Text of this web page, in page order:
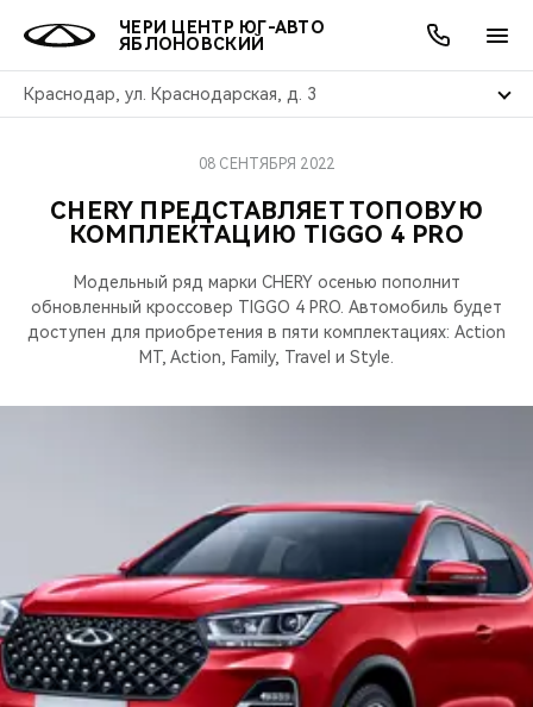
ЧЕРИ ЦЕНТР ЮГ-АВТО
ЯБЛОНОВСКИЙ
Краснодар, ул. Краснодарская, д. 3
МОДЕЛИ
ВСЕ МОДЕЛИ
КРОССОВЕРЫ
ПОКУПАТЕЛЯМ
ВЫБОР И ПОКУПКА
КРЕДИТ И СТРАХОВАНИЕ
ВЛАДЕЛЬЦАМ
СЕРВИС
ЗАПЧАСТИ И АКСЕССУАРЫ
МИР CHERY
АКСЕССУАРЫ
О БРЕНДЕ
CHERY В СОЦСЕТЯХ
CHERY И СПОРТ
НАШИ МЕРОПРИЯТИЯ
АКЦИИ
ВЫГОДЫ И АКЦИИ
ОНЛАЙН СЕРВИСЫ
ВЫБОР И ПОКУПКА
КРЕДИТ
О КОМПАНИИ
О НАС
МЫ В СОЦСЕТЯХ
CHERY ПРЕДСТАВЛЯЕТ ТОПОВУЮ
КОМПЛЕКТАЦИЮ TIGGO 4 PRO
08 СЕНТЯБРЯ 2022
Модельный ряд марки CHERY осенью пополнит
обновленный кроссовер TIGGO 4 PRO. Автомобиль будет
доступен для приобретения в пяти комплектациях: Action
MT, Action, Family, Travel и Style.